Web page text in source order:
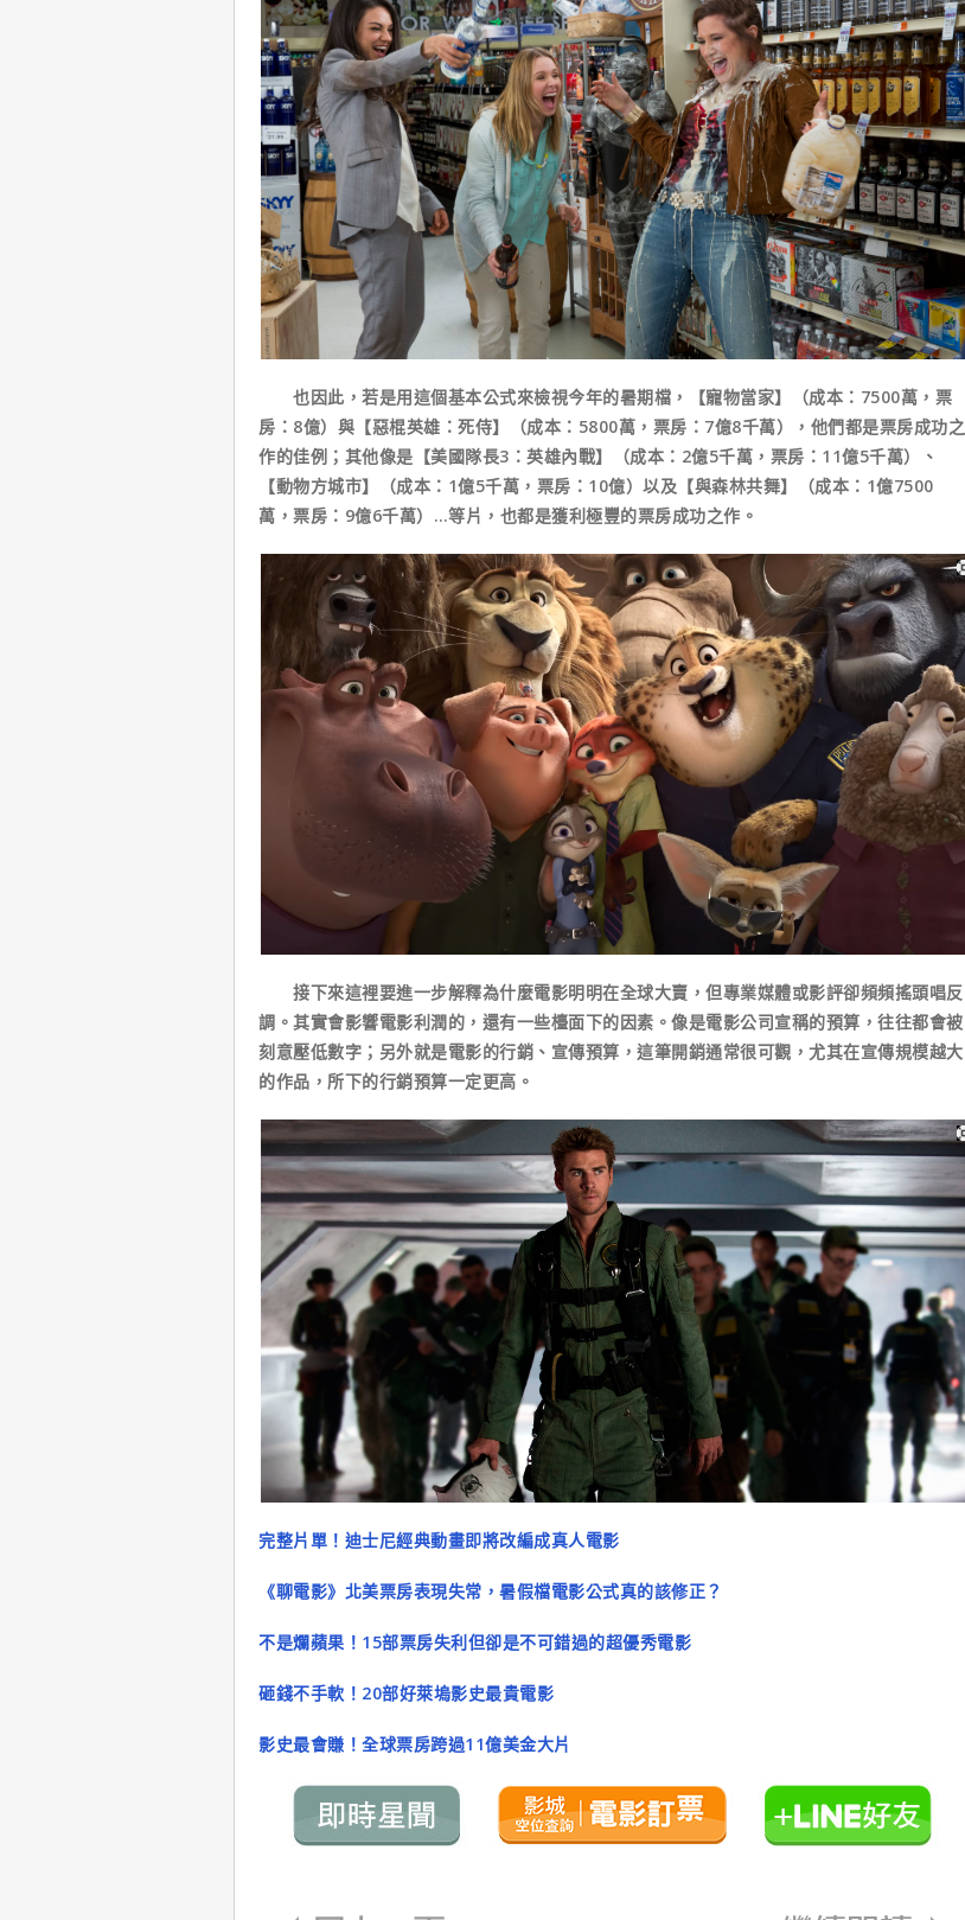
也因此，若是用這個基本公式來檢視今年的暑期檔，【寵物當家】（成本：7500萬，票
房：8億）與【惡棍英雄：死侍】（成本：5800萬，票房：7億8千萬），他們都是票房成功之
作的佳例；其他像是【美國隊長3：英雄內戰】（成本：2億5千萬，票房：11億5千萬）、
【動物方城市】（成本：1億5千萬，票房：10億）以及【與森林共舞】（成本：1億7500
萬，票房：9億6千萬）…等片，也都是獲利極豐的票房成功之作。
接下來這裡要進一步解釋為什麼電影明明在全球大賣，但專業媒體或影評卻頻頻搖頭唱反
調。其實會影響電影利潤的，還有一些檯面下的因素。像是電影公司宣稱的預算，往往都會被
刻意壓低數字；另外就是電影的行銷、宣傳預算，這筆開銷通常很可觀，尤其在宣傳規模越大
的作品，所下的行銷預算一定更高。
完整片單！迪士尼經典動畫即將改編成真人電影
《聊電影》北美票房表現失常，暑假檔電影公式真的該修正？
不是爛蘋果！15部票房失利但卻是不可錯過的超優秀電影
砸錢不手軟！20部好萊塢影史最貴電影
影史最會賺！全球票房跨過11億美金大片